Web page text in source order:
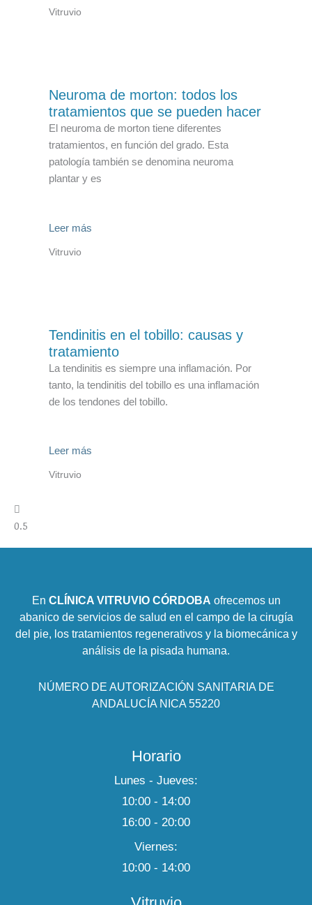
Vitruvio
Neuroma de morton: todos los
tratamientos que se pueden hacer
El neuroma de morton tiene diferentes
tratamientos, en función del grado. Esta
patología también se denomina neuroma
plantar y es
Leer más
Vitruvio
Tendinitis en el tobillo: causas y
tratamiento
La tendinitis es siempre una inflamación. Por
tanto, la tendinitis del tobillo es una inflamación
de los tendones del tobillo.
Leer más
Vitruvio
En CLÍNICA VITRUVIO CÓRDOBA ofrecemos un
abanico de servicios de salud en el campo de la cirugía
del pie, los tratamientos regenerativos y la biomecánica y
análisis de la pisada humana.
NÚMERO DE AUTORIZACIÓN SANITARIA DE
ANDALUCÍA NICA 55220
Horario
Lunes - Jueves:
10:00 - 14:00
16:00 - 20:00
Viernes:
10:00 - 14:00